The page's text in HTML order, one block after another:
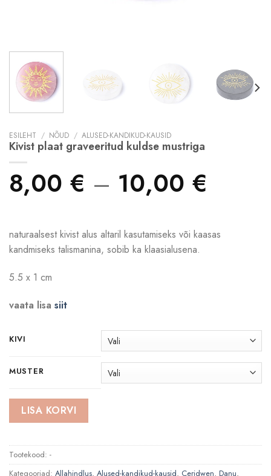
ESILEHT / NÕUD / ALUSED-KANDIKUD-KAUSID
Kivist plaat graveeritud kuldse mustriga
8,00 € – 10,00 €
naturaalsest kivist alus altaril kasutamiseks või kaasas
kandmiseks talismanina, sobib ka klaasialusena.
5.5 x 1 cm
vaata lisa siit
KIVI
MUSTER
LISA KORVI
Tootekood: -
Kategooriad: Allahindlus, Alused-kandikud-kausid, Ceridwen, Danu,